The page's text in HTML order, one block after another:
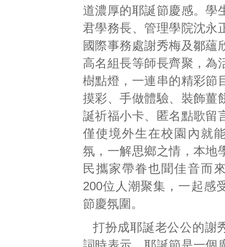
道濃厚的耶誕節慶感。學
君學務長、管理學院沈永
國際事務處謝秀梅及鄒蘊
高名組長等師長齊聚，為
樹點燈，一連串的精彩節
摸彩、手做體驗、裝飾薑
誕祈福小卡、匿名點歌留
僅使境外生在校園內就
氛，一解思鄉之情，本地
民攜家帶眷也聞佳音而
200位人潮聚集，一起感
節慶氛圍。
打扮成耶誕老公公的謝